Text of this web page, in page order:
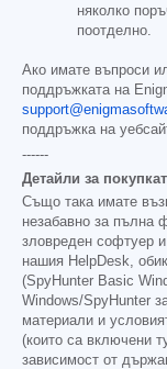
няколко
поотделно.
Ако имате въпроси
поддръжката на
поддръжка на
------
Детайли за
Също така имате
незабавно за пълна
зловреден софтуер
нашия HelpDesk,
(SpyHunter Basic
Windows/SpyHunter
материали и
(които са включени
зависимост от